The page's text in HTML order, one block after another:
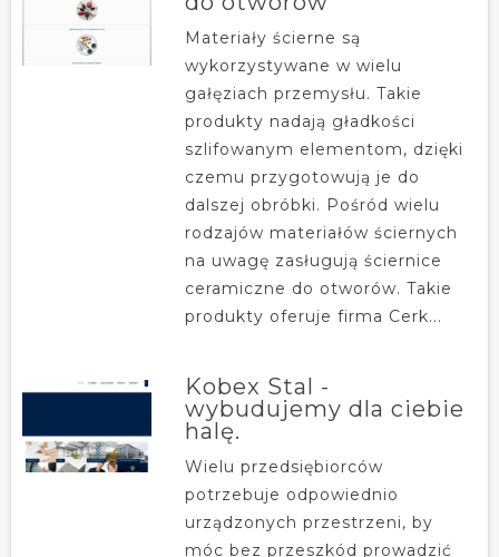
Materiały ścierne są
wykorzystywane w wielu
gałęziach przemysłu. Takie
produkty nadają gładkości
szlifowanym elementom, dzięki
czemu przygotowują je do
dalszej obróbki. Pośród wielu
rodzajów materiałów ściernych
na uwagę zasługują ściernice
ceramiczne do otworów. Takie
produkty oferuje firma Cerk...
Kobex Stal -
wybudujemy dla ciebie
halę.
Wielu przedsiębiorców
potrzebuje odpowiednio
urządzonych przestrzeni, by
móc bez przeszkód prowadzić